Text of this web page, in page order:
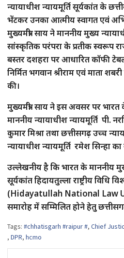
न्यायाधीश न्यायमूर्ति सूर्यकांत के
भेंटकर उनका आत्मीय स्वागत एवं
मुख्यमंत्री साय ने माननीय मुख्य
सांस्कृतिक परंपरा के प्रतीक स्वरूप
बस्तर दशहरा पर आधारित कॉफी
निर्मित भगवान श्रीराम एवं माता
की।
मुख्यमंत्री साय ने इस अवसर पर भारत
माननीय न्यायाधीश न्यायमूर्ति पी.
कुमार मिश्रा तथा छत्तीसगढ़ उच्च
न्यायाधीश न्यायमूर्ति रमेश सिन्हा
उल्लेखनीय है कि भारत के माननीय
सूर्यकांत हिदायतुल्ला राष्ट्रीय विधि
(Hidayatullah National Law
समारोह में सम्मिलित होने हेतु
Tags: #chhatisgarh #raipur #, Chief
, DPR, hcmo